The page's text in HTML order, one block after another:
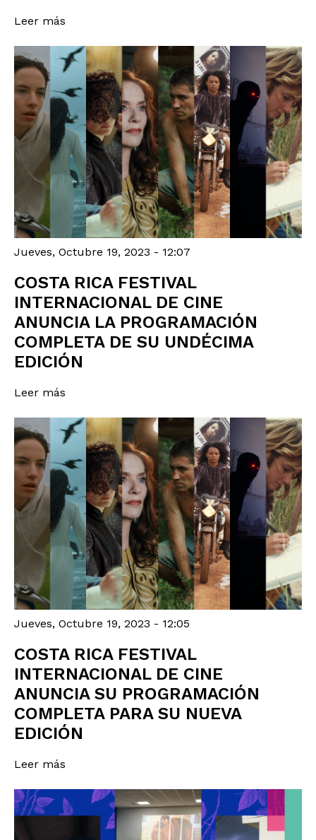
Leer más
Jueves, Octubre 19, 2023 - 12:07
COSTA RICA FESTIVAL
INTERNACIONAL DE CINE
ANUNCIA LA PROGRAMACIÓN
COMPLETA DE SU UNDÉCIMA
EDICIÓN
Leer más
Jueves, Octubre 19, 2023 - 12:05
COSTA RICA FESTIVAL
INTERNACIONAL DE CINE
ANUNCIA SU PROGRAMACIÓN
COMPLETA PARA SU NUEVA
EDICIÓN
Leer más